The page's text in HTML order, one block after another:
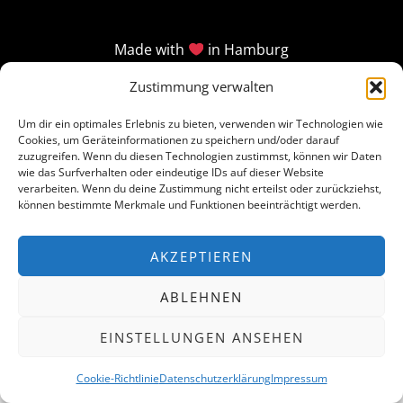
Zustimmung verwalten
Um dir ein optimales Erlebnis zu bieten, verwenden wir Technologien wie
Cookies, um Geräteinformationen zu speichern und/oder darauf
zuzugreifen. Wenn du diesen Technologien zustimmst, können wir Daten
wie das Surfverhalten oder eindeutige IDs auf dieser Website
verarbeiten. Wenn du deine Zustimmung nicht erteilst oder zurückziehst,
können bestimmte Merkmale und Funktionen beeinträchtigt werden.
AKZEPTIEREN
ABLEHNEN
EINSTELLUNGEN ANSEHEN
Cookie-RichtlinieDatenschutzerklärungImpressum
Made with in Hamburg